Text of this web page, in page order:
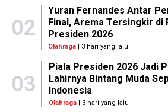
02
Yuran Fernandes Antar
Final, Arema Tersingkir di
Presiden 2026
Olahraga | 3 hari yang lalu
03
Piala Presiden 2026 Jadi
Lahirnya Bintang Muda
Indonesia
Olahraga| 3 hari yang lalu